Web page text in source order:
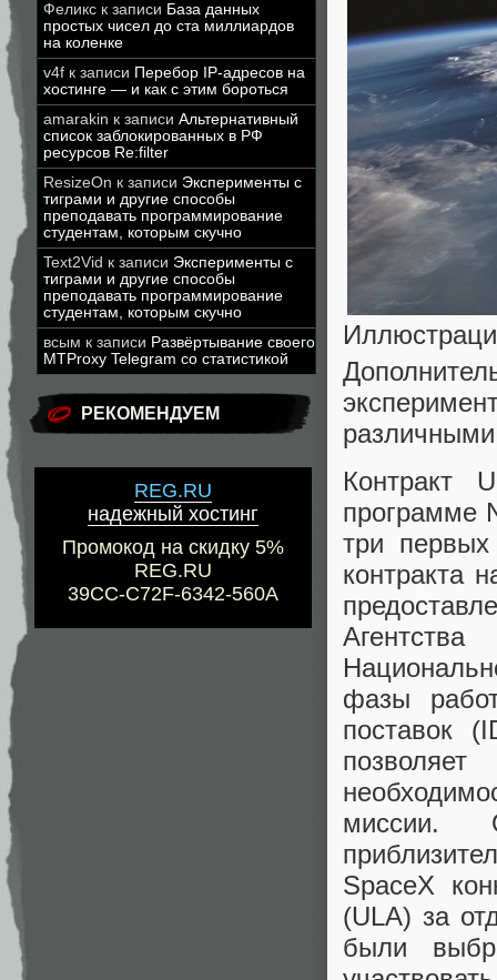
Феликс к записи База данных
простых чисел до ста миллиардов
на коленке
v4f к записи Перебор IP-адресов на
хостинге — и как с этим бороться
amarakin к записи Альтернативный
список заблокированных в РФ
ресурсов Re:filter
ResizeOn к записи Эксперименты с
тиграми и другие способы
преподавать программирование
студентам, которым скучно
Text2Vid к записи Эксперименты с
тиграми и другие способы
преподавать программирование
студентам, которым скучно
всым к записи Развёртывание своего
MTProxy Telegram со статистикой
РЕКОМЕНДУЕМ
REG.RU
надежный хостинг
Промокод на скидку 5%
REG.RU
39CC-C72F-6342-560A
Контракт
программе
три
контракта
фазы
поставок
миссии.
SpaceX
(ULA) за
были